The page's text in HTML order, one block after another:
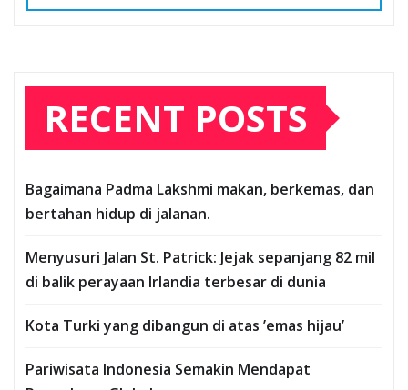
RECENT POSTS
Bagaimana Padma Lakshmi makan, berkemas, dan
bertahan hidup di jalanan.
Menyusuri Jalan St. Patrick: Jejak sepanjang 82 mil
di balik perayaan Irlandia terbesar di dunia
Kota Turki yang dibangun di atas ’emas hijau’
Pariwisata Indonesia Semakin Mendapat